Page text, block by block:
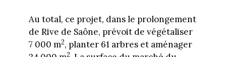
Au total, ce projet, dans le prolongement
de Rive de Saône, prévoit de végétaliser
7 000 m2, planter 61 arbres et aménager
2